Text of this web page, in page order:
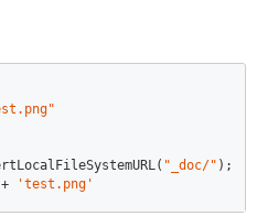
"_doc/"
'test.png'